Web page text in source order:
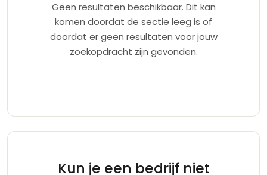
Geen resultaten beschikbaar. Dit kan
komen doordat de sectie leeg is of
doordat er geen resultaten voor jouw
zoekopdracht zijn gevonden.
Kun je een bedrijf niet